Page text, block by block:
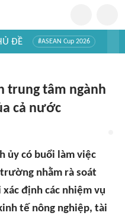
ĐỀ #ASEAN Cup 2026
trung tâm ngành
cả nước
ủy có buổi làm việc
nhằm rà soát
định các nhiệm vụ
tế nông nghiệp, tài